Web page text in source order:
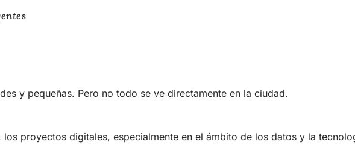
y pequeñas. Pero no todo se ve directamente en la ciudad.
proyectos digitales, especialmente en el ámbito de los datos y la